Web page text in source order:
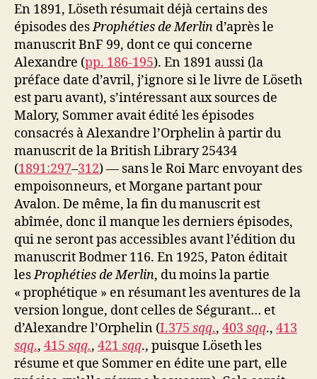
En 1891, Löseth résumait déjà certains des
épisodes desProphéties de Merlin d’après le
manuscrit BnF 99, dont ce qui concerne
Alexandre (pp. 186-195). En 1891 aussi (la
préface date d’avril, j’ignore si le livre de Löseth
est paru avant), s’intéressant aux sources de
Malory, Sommer avait édité les épisodes
consacrés à Alexandre l’Orphelin à partir du
manuscrit de la British Library 25434
(1891:297–312) — sans le Roi Marc envoyant des
empoisonneurs, et Morgane partant pour
Avalon. De même, la fin du manuscrit est
abîmée, donc il manque les derniers épisodes,
qui ne seront pas accessibles avant l’édition du
manuscrit Bodmer 116. En 1925, Paton éditait
lesProphéties de Merlin, du moins la partie
« prophétique » en résumant les aventures de la
version longue, dont celles de Ségurant… et
d’Alexandre l’Orphelin (I.375 sqq., 403 sqq., 413
sqq., 415 sqq., 421 sqq., puisque Löseth les
résume et que Sommer en édite une part, elle